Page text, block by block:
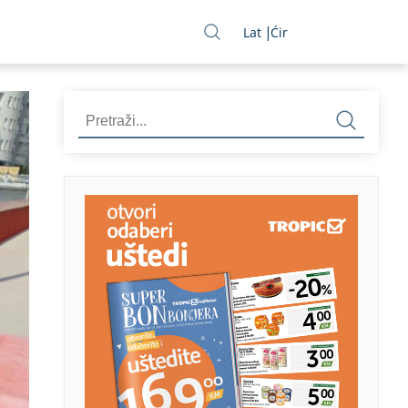
Lat Ćir